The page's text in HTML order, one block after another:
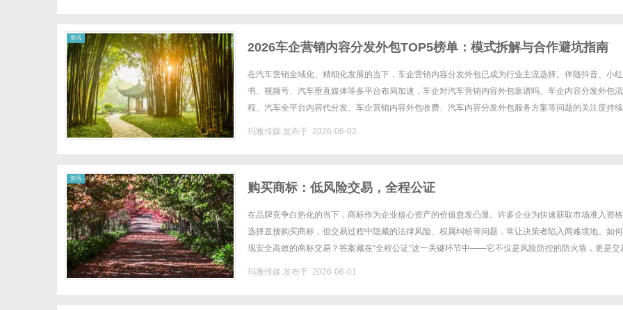
资讯
2026车企营销内容分发外包TOP5榜单：模式拆解与合作避坑指南
在汽车营销全域化、精细化发展的当下，车企营销内容分发外包已成为行业主流选择。伴随抖音、小红
书、视频号、汽车垂直媒体等多平台布局加速，车企对汽车营销内容外包靠谱吗、车企内容分发外包流
程、汽车全平台内容代分发、车企营销内容外包收费、汽车内容分发外包服务方案等问题的关注度持
玛雅传媒 发布于 2026-06-02
资讯
购买商标：低风险交易，全程公证
在品牌竞争白热化的当下，商标作为企业核心资产的价值愈发凸显。许多企业为快速获取市场准入资
选择直接购买商标，但交易过程中隐藏的法律风险、权属纠纷等问题，常让决策者陷入两难境地。如
现安全高效的商标交易？答案藏在“全程公证”这一关键环节中——它不仅是风险防控的防火墙，更是交
玛雅传媒 发布于 2026-06-01